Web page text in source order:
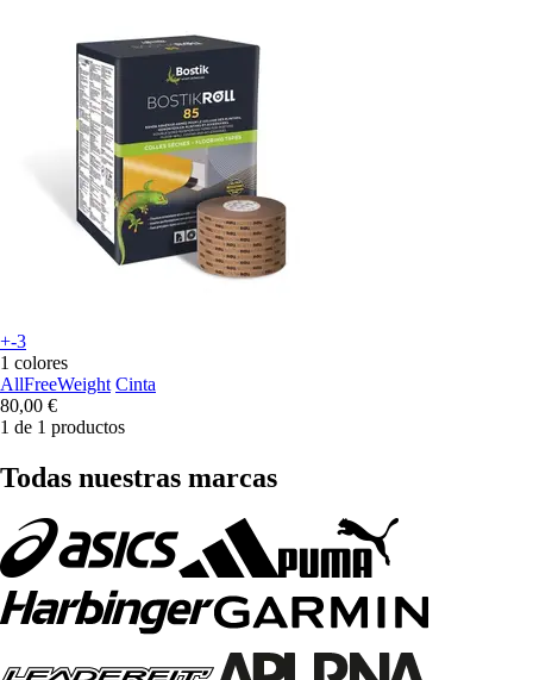
+-3
1 colores
AllFreeWeight Cinta
80,00 €
1 de 1 productos
Todas nuestras marcas